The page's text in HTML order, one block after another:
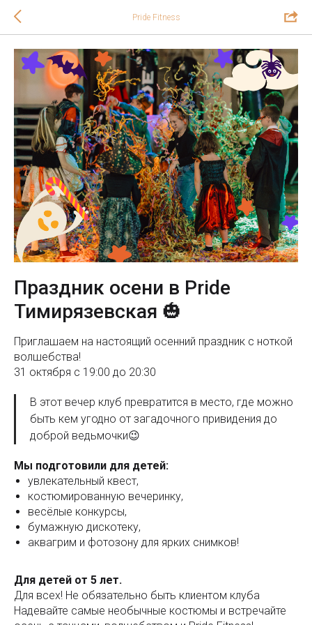
Pride Fitness
Праздник осени в Pride
Тимирязевская 🎃
Приглашаем на настоящий осенний праздник с ноткой
волшебства!
31 октября с 19:00 до 20:30
В этот вечер клуб превратится в место, где можно
быть кем угодно от загадочного привидения до
доброй ведьмочки😉
Мы подготовили для детей:
увлекательный квест,
костюмированную вечеринку,
весёлые конкурсы,
бумажную дискотеку,
аквагрим и фотозону для ярких снимков!
Для детей от 5 лет.
Для всех! Не обязательно быть клиентом клуба
Надевайте самые необычные костюмы и встречайте